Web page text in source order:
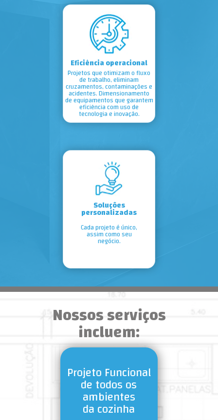
Eficiência operacional
Soluções
personalizadas
Projetos que otimizam o fluxo
de trabalho, eliminam
cruzamentos, contaminações e
acidentes. Dimensionamento
de equipamentos que garantem
eficiência com uso de
tecnologia e inovação.
Cada projeto é único,
assim como seu
negócio.
Projeto Funcional
de todos os
ambientes
da cozinha
Nossos serviços
incluem: